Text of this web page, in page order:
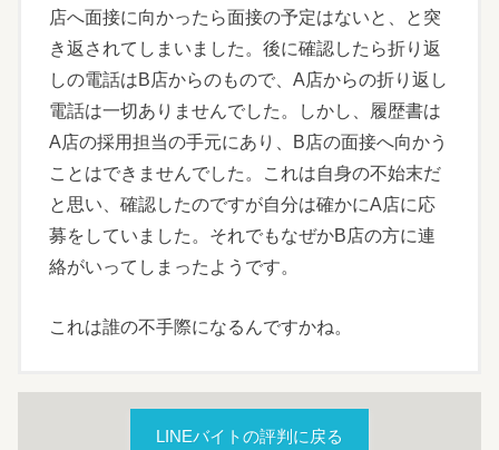
店へ面接に向かったら面接の予定はないと、と突
き返されてしまいました。後に確認したら折り返
しの電話はB店からのもので、A店からの折り返し
電話は一切ありませんでした。しかし、履歴書は
A店の採用担当の手元にあり、B店の面接へ向かう
ことはできませんでした。これは自身の不始末だ
と思い、確認したのですが自分は確かにA店に応
募をしていました。それでもなぜかB店の方に連
絡がいってしまったようです。
これは誰の不手際になるんですかね。
LINEバイトの評判に戻る